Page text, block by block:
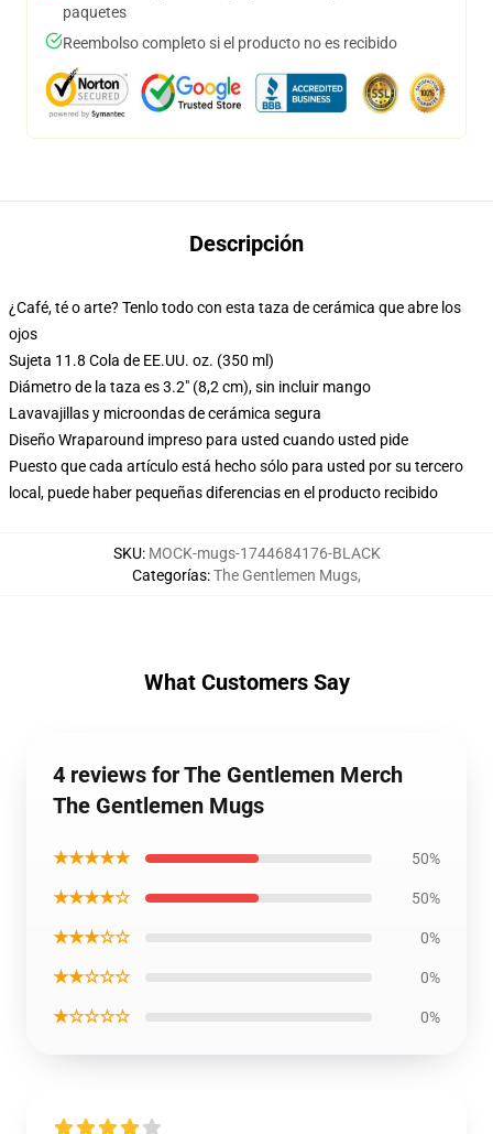
paquetes
Reembolso completo si el producto no es recibido
Descripción
¿Café, té o arte? Tenlo todo con esta taza de cerámica que abre los
ojos
Sujeta 11.8 Cola de EE.UU. oz. (350 ml)
Diámetro de la taza es 3.2" (8,2 cm), sin incluir mango
Lavavajillas y microondas de cerámica segura
Diseño Wraparound impreso para usted cuando usted pide
Puesto que cada artículo está hecho sólo para usted por su tercero
local, puede haber pequeñas diferencias en el producto recibido
SKU: MOCK-mugs-1744684176-BLACK
Categorías:The Gentlemen Mugs,
What Customers Say
4 reviews for The Gentlemen Merch
The Gentlemen Mugs
★★★★★ 50%
★★★★☆ 50%
★★★☆☆ 0%
★★☆☆☆ 0%
★☆☆☆☆ 0%